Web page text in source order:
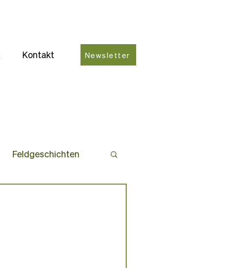
Kontakt Newsletter
Feldgeschichten